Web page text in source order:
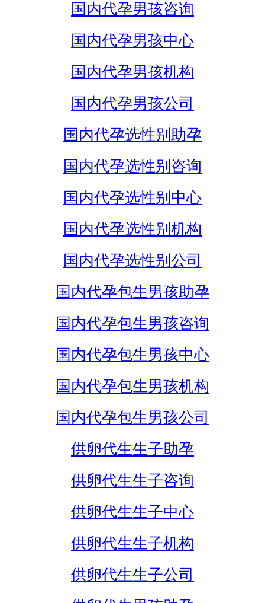
国内代孕男孩咨询
国内代孕男孩中心
国内代孕男孩机构
国内代孕男孩公司
国内代孕选性别助孕
国内代孕选性别咨询
国内代孕选性别中心
国内代孕选性别机构
国内代孕选性别公司
国内代孕包生男孩助孕
国内代孕包生男孩咨询
国内代孕包生男孩中心
国内代孕包生男孩机构
国内代孕包生男孩公司
供卵代生生子助孕
供卵代生生子咨询
供卵代生生子中心
供卵代生生子机构
供卵代生生子公司